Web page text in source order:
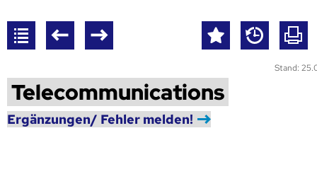
Stand:
Telecommunications
Ergänzungen/ Fehler melden!